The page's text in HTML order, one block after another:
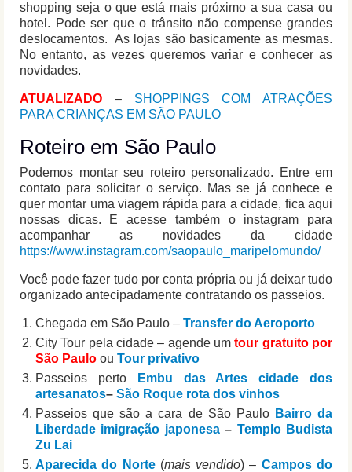
shopping seja o que está mais próximo a sua casa ou
hotel. Pode ser que o trânsito não compense grandes
deslocamentos. As lojas são basicamente as mesmas.
No entanto, as vezes queremos variar e conhecer as
novidades.
ATUALIZADO –SHOPPINGS COM ATRAÇÕES
PARA CRIANÇAS EM SÃO PAULO
Roteiro em São Paulo
Podemos montar seu roteiro personalizado. Entre em
contato para solicitar o serviço. Mas se já conhece e
quer montar uma viagem rápida para a cidade, fica aqui
nossas dicas. E acesse também o instagram para
acompanhar as novidades da cidade
https://www.instagram.com/saopaulo_maripelomundo/
Você pode fazer tudo por conta própria ou já deixar tudo
organizado antecipadamente contratando os passeios.
Chegada em São Paulo – Transfer do Aeroporto
City Tour pela cidade – agende um tour gratuito por
São Paulo ou Tour privativo
Passeios perto
Embu das Artes cidade dos
artesanatos– São Roque rota dos vinhos
Passeios que são a cara de São Paulo Bairro da
Liberdade imigração japonesa– Templo Budista
Zu Lai
Aparecida do Norte(mais vendido) – Campos do